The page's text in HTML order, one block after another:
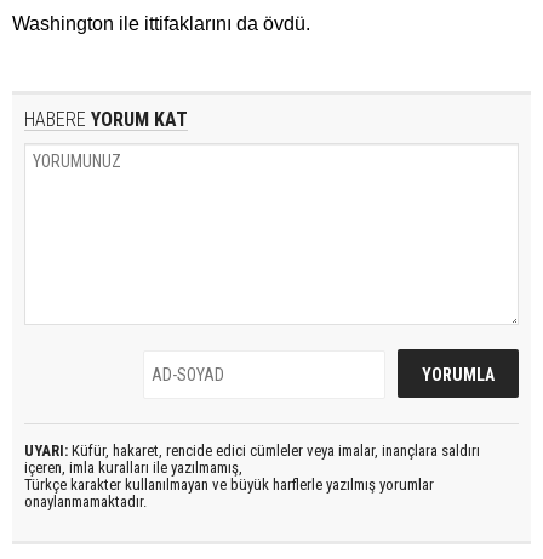
Washington ile ittifaklarını da övdü.
HABERE YORUM KAT
UYARI: Küfür, hakaret, rencide edici cümleler veya imalar, inançlara saldırı
içeren, imla kuralları ile yazılmamış,
Türkçe karakter kullanılmayan ve büyük harflerle yazılmış yorumlar
onaylanmamaktadır.